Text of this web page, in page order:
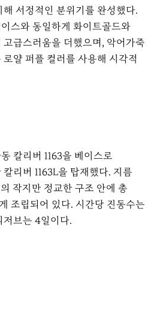
서정적인 분위기를 완성했다.
스와 동일하게 화이트골드와
급스러움을 더했으며, 악어가죽
얄 퍼플 컬러를 사용해 시각적
칼리버 1163을 베이스로
리버 1163L을 탑재했다. 지름
작지만 정교한 구조 안에 총
조립되어 있다. 시간당 진동수는
브는 4일이다.